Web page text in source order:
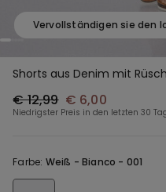
Vervollständigen sie den
Shorts aus Denim mit
€ 12,99 € 6,00
Niedrigster Preis in den letzten 30
Farbe: Weiß -Bianco - 001